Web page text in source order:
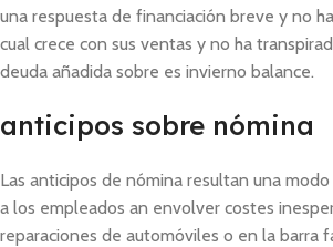
una respuesta de financiación breve y no
cual crece con sus ventas y no ha
deuda añadida sobre es invierno balance.
anticipos sobre nómina
Las anticipos de nómina resultan una
a los empleados an envolver costes
reparaciones de automóviles o en la barra